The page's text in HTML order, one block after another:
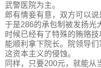
武警医院为主。
郎有情妾有意，双方可以说
于是286的承包制被发扬光
时候已经有了特殊的贿赂
能顺利拿下院长。院领导
这资本主义的侵蚀。
同样，只要200元，就能从